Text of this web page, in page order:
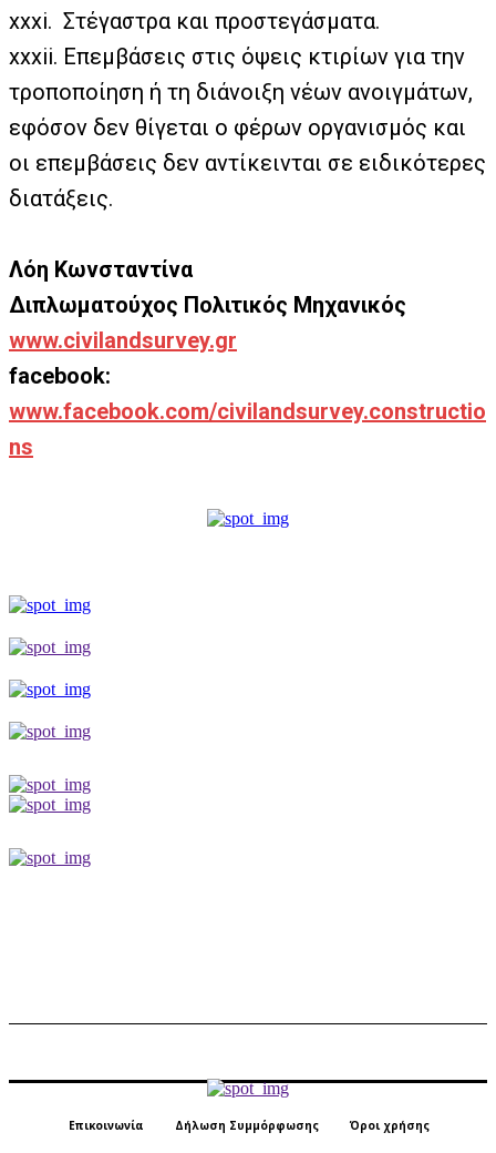
xxxi. Στέγαστρα και προστεγάσματα.
xxxii. Επεμβάσεις στις όψεις κτιρίων για την
τροποποίηση ή τη διάνοιξη νέων ανοιγμάτων,
εφόσον δεν θίγεται ο φέρων οργανισμός και
οι επεμβάσεις δεν αντίκεινται σε ειδικότερες
διατάξεις.
Λόη Κωνσταντίνα
Διπλωματούχος Πολιτικός Μηχανικός
www.civilandsurvey.gr
facebook:
www.facebook.com/civilandsurvey.constructio
ns
Επικοινωνία Δήλωση Συμμόρφωσης Όροι χρήσης